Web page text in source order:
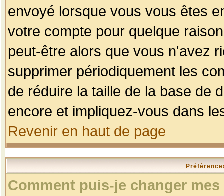
envoyé lorsque vous vous êtes
votre compte pour quelque
peut-être alors que vous n'avez
supprimer périodiquement les
de réduire la taille de la base de
encore et impliquez-vous dans
Revenir en haut de page
Comment puis-je changer